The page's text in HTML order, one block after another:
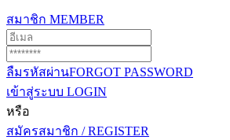
สมาชิก MEMBER
ลืมรหัสผ่านFORGOT PASSWORD
เข้าสู่ระบบ LOGIN
หรือ
สมัครสมาชิก / REGISTER